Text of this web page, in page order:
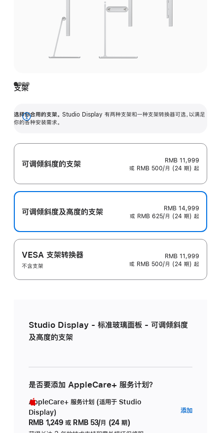
支架
选择你合用的支架。 Studio Display 有两种支架和一种支架转换器可选，以满足
你的各种安装需求。
展
可调倾斜度的支架
RMB 11,999
或 RMB 500/月 (24 期) 起
可调倾斜度及高‍度的支‍架
RMB 14,999
或 RMB 625/月 (24 期) 起
VESA 支架转换器
不含支架
RMB 11,999
或 RMB 500/月 (24 期) 起
Studio Display - 标准玻璃面板 - 可调倾斜度
及高度的支架
是否要添加 AppleCare+ 服务计划？
AppleCare+ 服务计划 (适用于 Studio
Display)
RMB 1,249 或 RMB 53/月 (24 期)
添加